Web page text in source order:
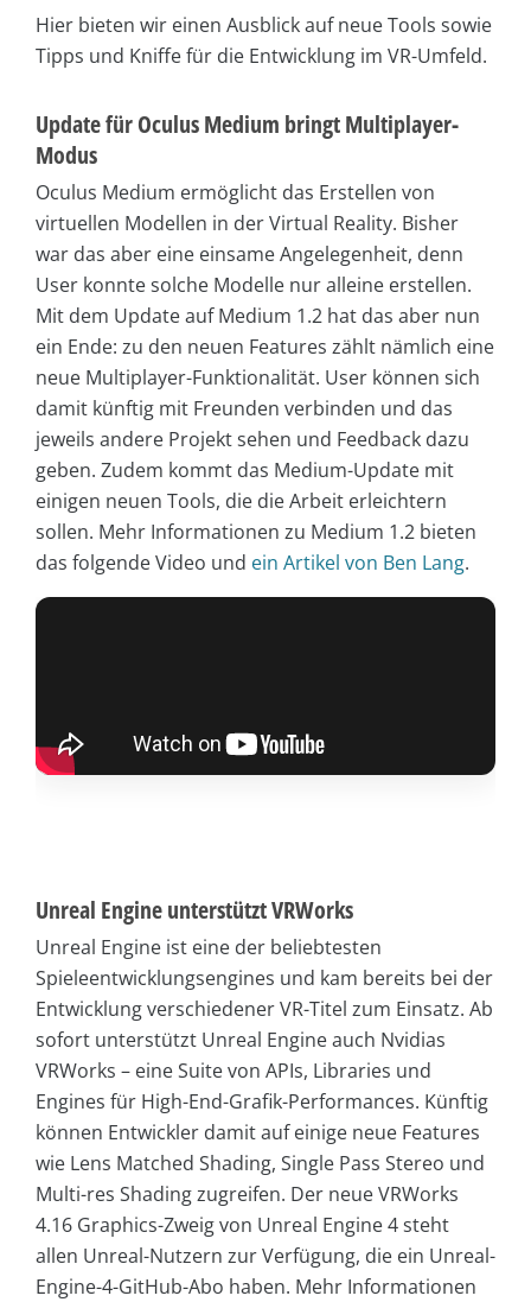
Hier bieten wir einen Ausblick auf neue Tools sowie
Tipps und Kniffe für die Entwicklung im VR-Umfeld.
Update für Oculus Medium bringt Multiplayer-
Modus
Oculus Medium ermöglicht das Erstellen von
virtuellen Modellen in der Virtual Reality. Bisher
war das aber eine einsame Angelegenheit, denn
User konnte solche Modelle nur alleine erstellen.
Mit dem Update auf Medium 1.2 hat das aber nun
ein Ende: zu den neuen Features zählt nämlich eine
neue Multiplayer-Funktionalität. User können sich
damit künftig mit Freunden verbinden und das
jeweils andere Projekt sehen und Feedback dazu
geben. Zudem kommt das Medium-Update mit
einigen neuen Tools, die die Arbeit erleichtern
sollen. Mehr Informationen zu Medium 1.2 bieten
das folgende Video und ein Artikel von Ben Lang.
Unreal Engine unterstützt VRWorks
Unreal Engine ist eine der beliebtesten
Spieleentwicklungsengines und kam bereits bei der
Entwicklung verschiedener VR-Titel zum Einsatz. Ab
sofort unterstützt Unreal Engine auch Nvidias
VRWorks – eine Suite von APIs, Libraries und
Engines für High-End-Grafik-Performances. Künftig
können Entwickler damit auf einige neue Features
wie Lens Matched Shading, Single Pass Stereo und
Multi-res Shading zugreifen. Der neue VRWorks
4.16 Graphics-Zweig von Unreal Engine 4 steht
allen Unreal-Nutzern zur Verfügung, die ein Unreal-
Engine-4-GitHub-Abo haben. Mehr Informationen